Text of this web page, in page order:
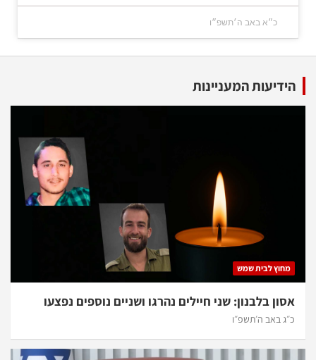
כ״א באב ה׳תשפ״ו
הידיעות המעניינות
מחוץ לבית שמש
אסון בלבנון: שני חיילים נהרגו ושניים נוספים נפצעו
כ״ג באב ה׳תשפ״ו